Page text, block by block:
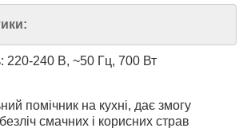
220-240 В, ~50 Гц, 700 Вт
помічник на кухні, дає змогу
смачних і корисних страв